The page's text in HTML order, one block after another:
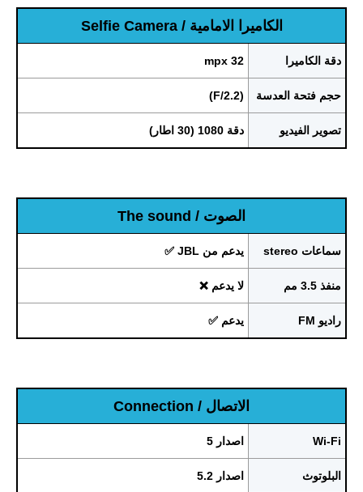
الكاميرا الامامية / Selfie Camera
دقة الكاميرا 32 mpx
حجم فتحة العدسة (F/2.2)
تصوير الفيديو دقة 1080 (30 اطار)
الصوت / The sound
سماعات stereo يدعم من JBL ✅
منفذ 3.5 مم لا يدعم ❌
راديو FM يدعم ✅
الاتصال / Connection
Wi-Fi اصدار 5
البلوتوث اصدار 5.2